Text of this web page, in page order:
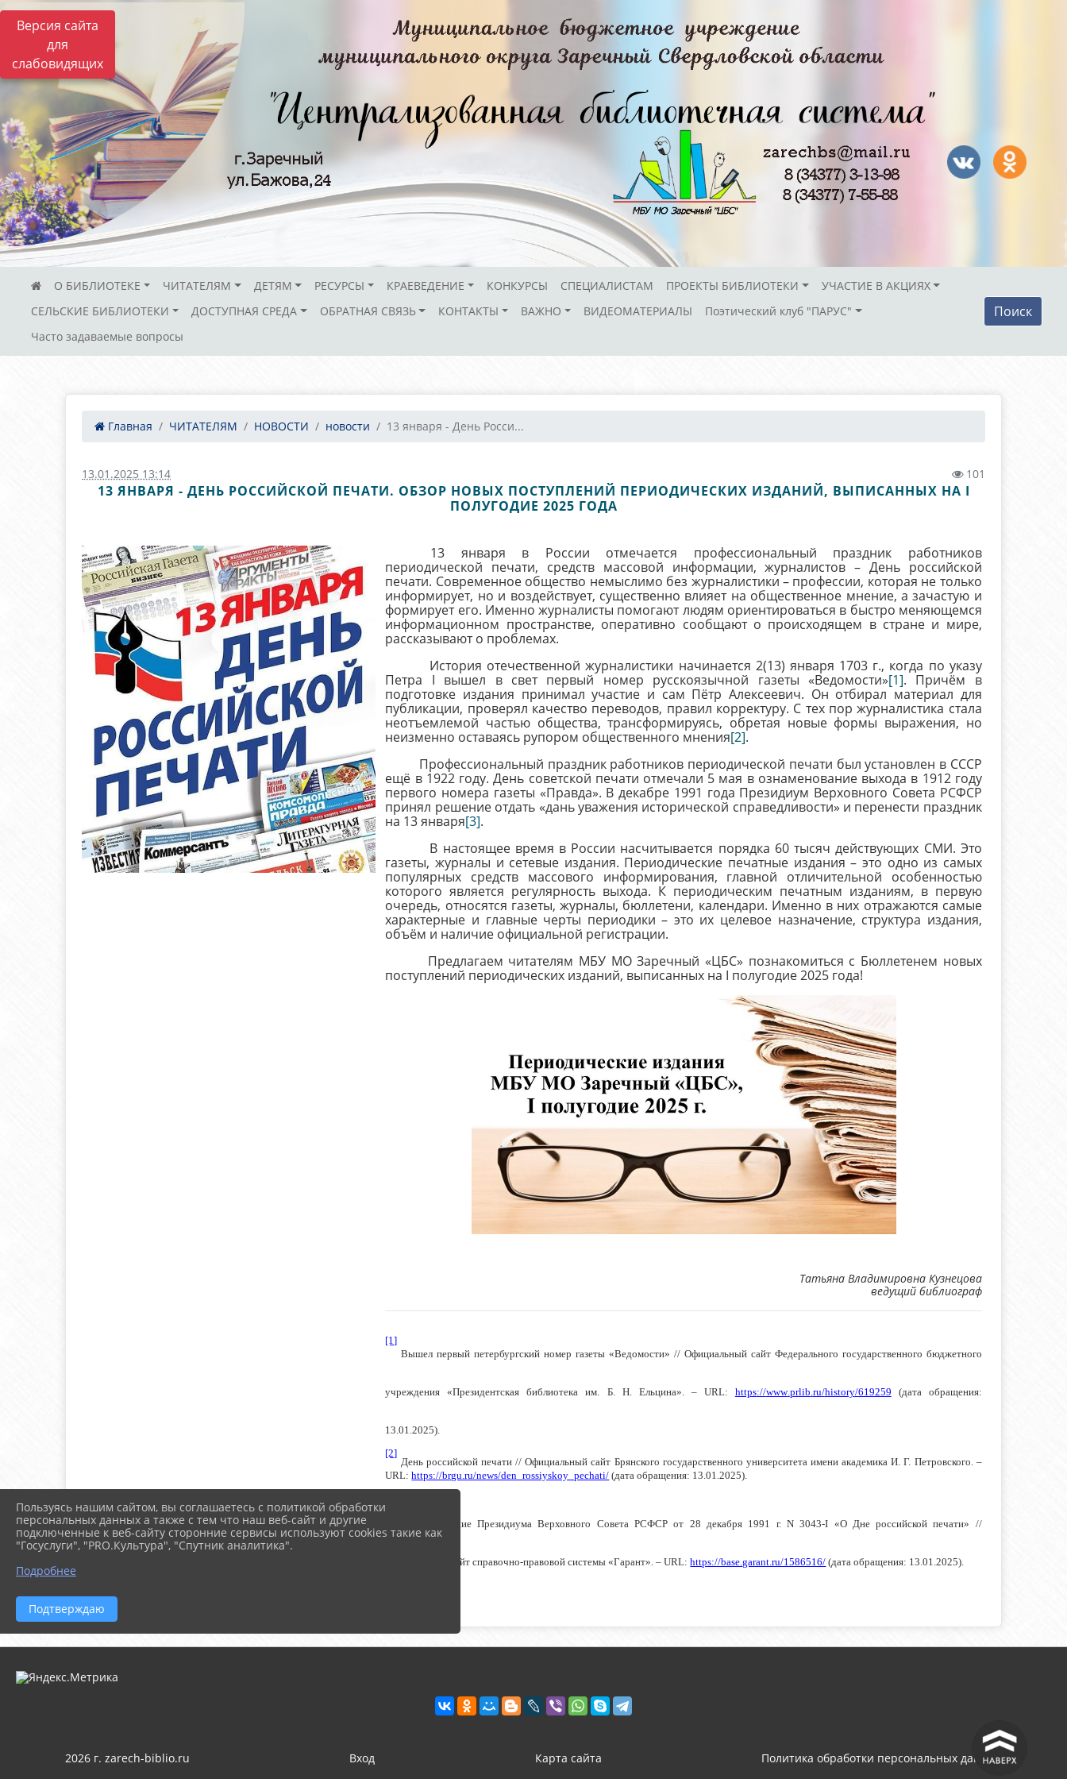
Версия сайта
для
слабовидящих
О БИБЛИОТЕКЕ ЧИТАТЕЛЯМ ДЕТЯМ РЕСУРСЫ КРАЕВЕДЕНИЕ КОНКУРСЫ СПЕЦИАЛИСТАМ ПРОЕКТЫ БИБЛИОТЕКИ
УЧАСТИЕ В АКЦИЯХ
СЕЛЬСКИЕ БИБЛИОТЕКИ
ДОСТУПНАЯ СРЕДА ОБРАТНАЯ СВЯЗЬ КОНТАКТЫ ВАЖНО ВИДЕОМАТЕРИАЛЫ
Поэтический клуб "ПАРУС"
Часто задаваемые вопросы
Поиск
Главная ЧИТАТЕЛЯМ НОВОСТИ новости 13 января - День Росси...
13.01.2025 13:14 101
13 ЯНВАРЯ - ДЕНЬ РОССИЙСКОЙ ПЕЧАТИ. ОБЗОР НОВЫХ ПОСТУПЛЕНИЙ ПЕРИОДИЧЕСКИХ ИЗДАНИЙ, ВЫПИСАННЫХ НА I
ПОЛУГОДИЕ 2025 ГОДА
13 января в России отмечается профессиональный праздник работников
периодической печати, средств массовой информации, журналистов – День российской
печати. Современное общество немыслимо без журналистики – профессии, которая не только
информирует, но и воздействует, существенно влияет на общественное мнение, а зачастую и
формирует его. Именно журналисты помогают людям ориентироваться в быстро меняющемся
информационном пространстве, оперативно сообщают о происходящем в стране и мире,
рассказывают о проблемах.
История отечественной журналистики начинается 2(13) января 1703 г., когда по указу
Петра I вышел в свет первый номер русскоязычной газеты «Ведомости»[1]. Причём в
подготовке издания принимал участие и сам Пётр Алексеевич. Он отбирал материал для
публикации, проверял качество переводов, правил корректуру. С тех пор журналистика стала
неотъемлемой частью общества, трансформируясь, обретая новые формы выражения, но
неизменно оставаясь рупором общественного мнения[2].
Профессиональный праздник работников периодической печати был установлен в СССР
ещё в 1922 году. День советской печати отмечали 5 мая в ознаменование выхода в 1912 году
первого номера газеты «Правда». В декабре 1991 года Президиум Верховного Совета РСФСР
принял решение отдать «дань уважения исторической справедливости» и перенести праздник
на 13 января[3].
В настоящее время в России насчитывается порядка 60 тысяч действующих СМИ. Это
газеты, журналы и сетевые издания. Периодические печатные издания – это одно из самых
популярных средств массового информирования, главной отличительной особенностью
которого является регулярность выхода. К периодическим печатным изданиям, в первую
очередь, относятся газеты, журналы, бюллетени, календари. Именно в них отражаются самые
характерные и главные черты периодики – это их целевое назначение, структура издания,
объём и наличие официальной регистрации.
Предлагаем читателям МБУ МО Заречный «ЦБС» познакомиться с Бюллетенем новых
поступлений периодических изданий, выписанных на I полугодие 2025 года!
Татьяна Владимировна Кузнецова
ведущий библиограф
[1]
Вышел первый петербургский номер газеты «Ведомости» // Официальный сайт Федерального государственного бюджетного
учреждения «Президентская библиотека им. Б. Н. Ельцина». – URL: https://www.prlib ru/history/619259 (дата обращения:
13.01.2025).
[2]
День российской печати // Официальный сайт Брянского государственного университета имени академика И. Г. Петровского. –
URL:https://brgu.ru/news/den_rossiyskoy_pechati/ (дата обращения: 13.01.2025).
Постановление Президиума Верховного Совета РСФСР от 28 декабря 1991 г. N 3043-I «О Дне российской печати» //
Официальный сайт справочно-правовой системы «Гарант». –URL:https://base.garant.ru/1586516/ (дата обращения: 13.01.2025).
^
2026 г. zarech-biblio.ru Вход Карта сайта Политика обработки персональных данных
Пользуясь нашим сайтом, вы соглашаетесь с политикой обработки
персональных данных а также с тем что наш веб-сайт и другие
подключенные к веб-сайту сторонние сервисы используют cookies такие как
"Госуслуги", "PRO.Культура", "Спутник аналитика".
Подробнее
Подтверждаю